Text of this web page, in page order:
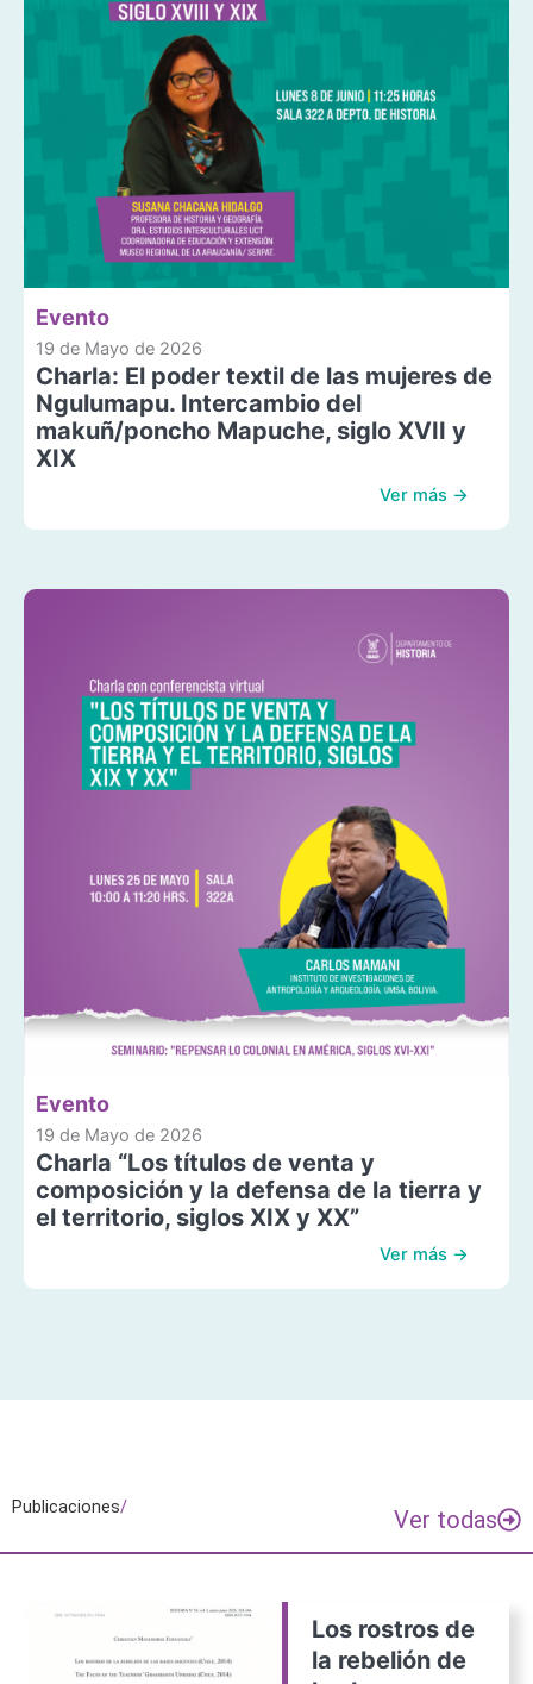
Evento
19 de Mayo de 2026
Charla: El poder textil de las mujeres de
Ngulumapu. Intercambio del
makuñ/poncho Mapuche, siglo XVII y
XIX
Ver más →
Evento
19 de Mayo de 2026
Charla “Los títulos de venta y
composición y la defensa de la tierra y
el territorio, siglos XIX y XX”
Ver más →
Publicaciones/ Ver todas
Los rostros de
la rebelión de